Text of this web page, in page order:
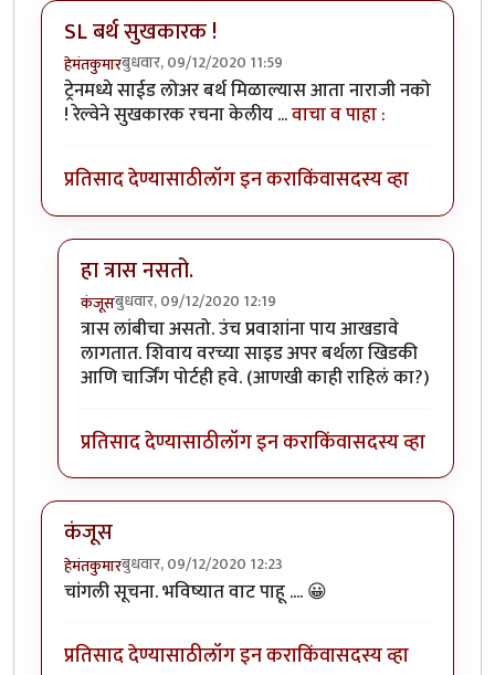
SL बर्थ सुखकारक !
हेमंतकुमारबुधवार, 09/12/2020 11:59
ट्रेनमध्ये साईड लोअर बर्थ मिळाल्यास आता नाराजी नको
! रेल्वेने सुखकारक रचना केलीय ...वाचा व पाहा :
प्रतिसाद देण्यासाठीलॉग इन कराकिंवासदस्य व्हा
हा त्रास नसतो.
कंजूसबुधवार, 09/12/2020 12:19
In reply toSL बर्थ सुखकारक !byहेमंतकुमार
त्रास लांबीचा असतो. उंच प्रवाशांना पाय आखडावे
लागतात. शिवाय वरच्या साइड अपर बर्थला खिडकी
आणि चार्जिंग पोर्टही हवे. (आणखी काही राहिलं का?)
प्रतिसाद देण्यासाठीलॉग इन कराकिंवासदस्य व्हा
कंजूस
हेमंतकुमारबुधवार, 09/12/2020 12:23
चांगली सूचना. भविष्यात वाट पाहू .... 😀
प्रतिसाद देण्यासाठीलॉग इन कराकिंवासदस्य व्हा